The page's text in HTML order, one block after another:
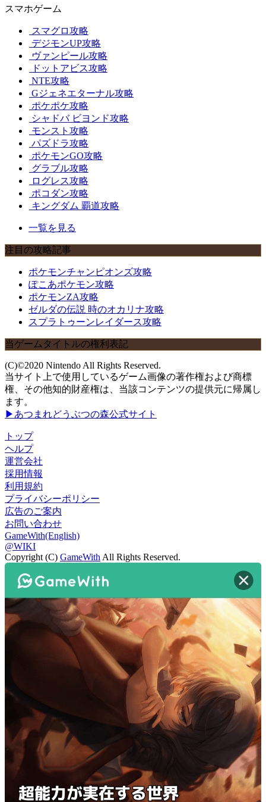
スマホゲーム
スマグロ攻略
デジモンUP攻略
ヴァンピール攻略
ドットアビス攻略
NTE攻略
Gジェネエターナル攻略
ポケポケ攻略
シャドバ ビヨンド攻略
モンスト攻略
パズドラ攻略
ポケモンGO攻略
グラブル攻略
ログレス攻略
ポコダン攻略
キングダム 覇道攻略
一覧を見る
注目の攻略記事
ポケモンチャンピオンズ攻略
ぽこあポケモン攻略
ポケモンZA攻略
ゼルダの伝説 時のオカリナ攻略
スプラトゥーンレイダース攻略
当ゲームタイトルの権利表記
(C)©2020 Nintendo All Rights Reserved.
当サイト上で使用しているゲーム画像の著作権および商標
権、その他知的財産権は、当該コンテンツの提供元に帰属し
ます。
▶あつまれどうぶつの森公式サイト
トップ
ヘルプ
運営会社
採用情報
利用規約
プライバシーポリシー
広告のご案内
お問い合わせ
GameWith(English)
@WIKI
Copyright (C) GameWith All Rights Reserved.